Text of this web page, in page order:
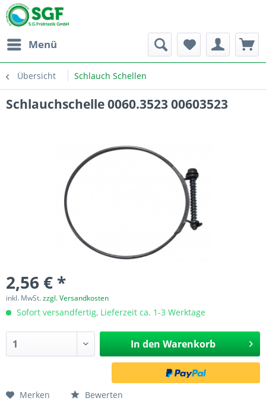
Menü
Übersicht Schlauch Schellen
Schlauchschelle 0060.3523 00603523
2,56 € *
inkl. MwSt.zzgl. Versandkosten
Sofort versandfertig, Lieferzeit ca. 1-3 Werktage
In den Warenkorb
Merken Bewerten